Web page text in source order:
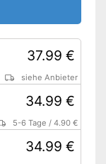
37.99 €
siehe Anbieter
34.99 €
5-6 Tage /4.90 €
34.99 €